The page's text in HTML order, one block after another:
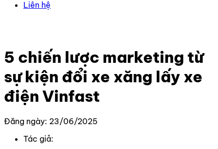
Liên hệ
5 chiến lược marketing từ
sự kiện đổi xe xăng lấy xe
điện Vinfast
Đăng ngày: 23/06/2025
Tác giả: